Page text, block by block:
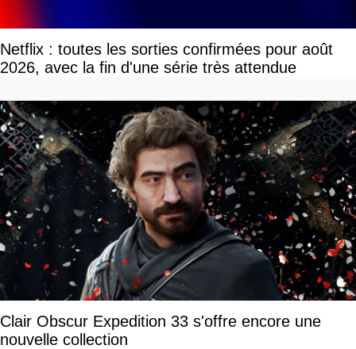
Netflix : toutes les sorties confirmées pour août
2026, avec la fin d'une série très attendue
Clair Obscur Expedition 33 s'offre encore une
nouvelle collection